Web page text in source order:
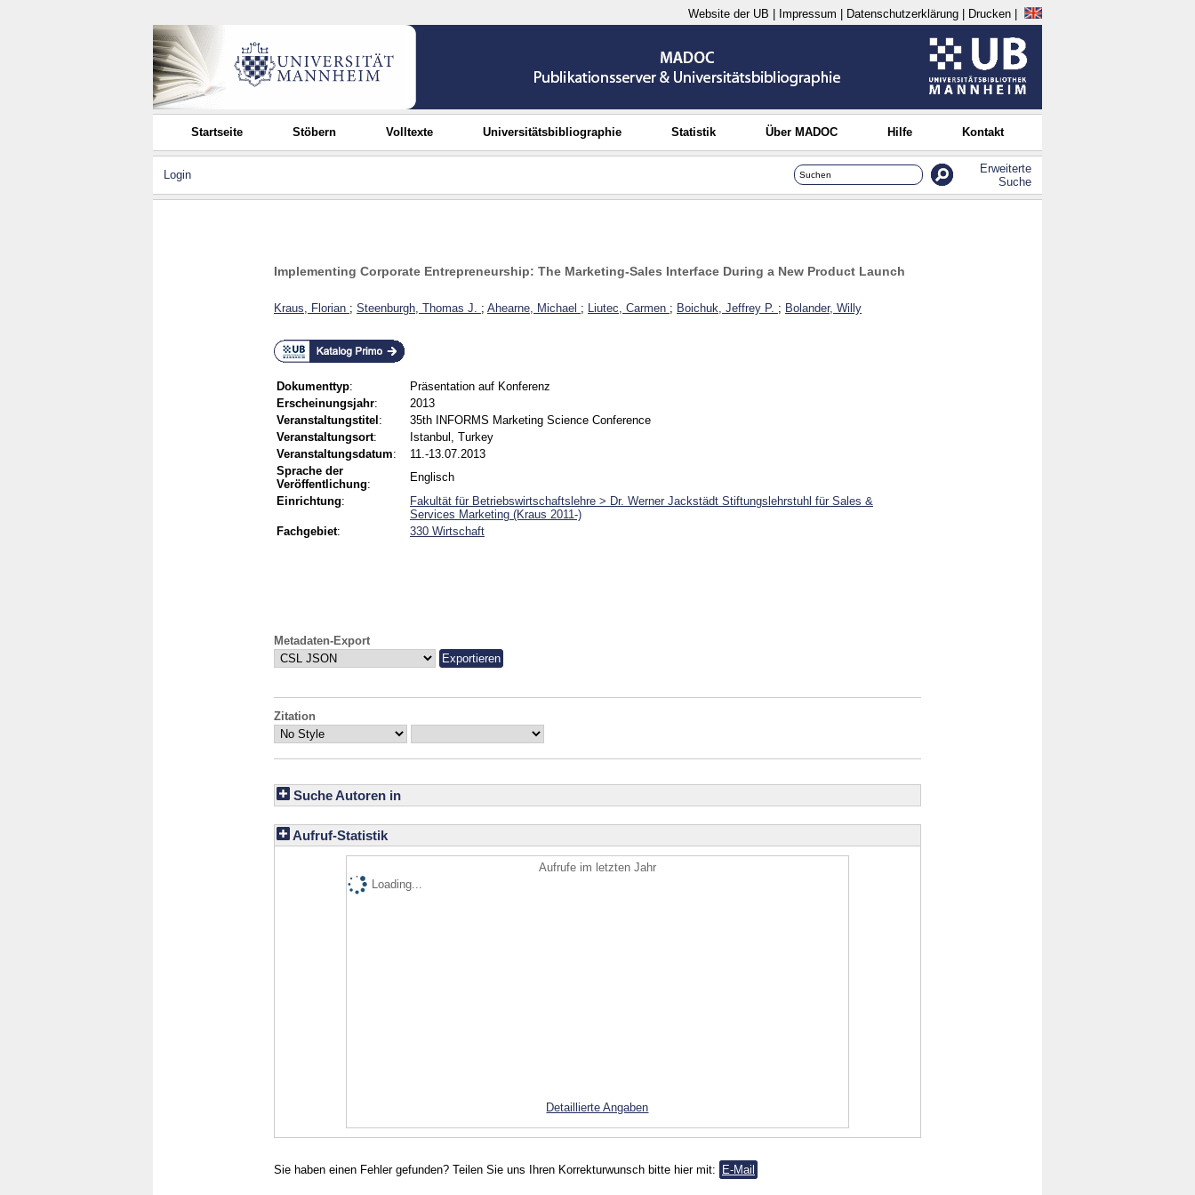
Website der UB Impressum Datenschutzerklärung Drucken
Startseite Stöbern Volltexte Universitätsbibliographie Statistik Über MADOC Hilfe Kontakt
Login
Erweiterte
Suche
Implementing Corporate Entrepreneurship: The Marketing-Sales Interface During a New Product Launch
Kraus, Florian ; Steenburgh, Thomas J. ; Ahearne, Michael ; Liutec, Carmen ; Boichuk, Jeffrey P. ; Bolander, Willy
Dokumenttyp:
Präsentation auf Konferenz
Erscheinungsjahr:
2013
Veranstaltungstitel :
35th INFORMS Marketing Science Conference
Veranstaltungsort:
Istanbul, Turkey
Veranstaltungsdatum:
11.-13.07.2013
Sprache der
Veröffentlichung:
Englisch
Einrichtung:
Fakultät für Betriebswirtschaftslehre > Dr. Werner Jackstädt Stiftungslehrstuhl für Sales &
Services Marketing (Kraus 2011-)
Fachgebiet: 330 Wirtschaft
Metadaten-Export
Zitation
Suche Autoren in
Aufruf-Statistik
Aufrufe im letzten Jahr
Loading...
Detaillierte Angaben
Sie haben einen Fehler gefunden? Teilen Sie uns Ihren Korrekturwunsch bitte hier mit: E-Mail